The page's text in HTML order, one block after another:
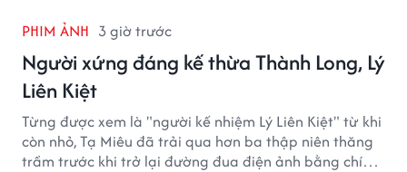
PHIM ẢNH 3 giờ trước
Người xứng đáng kế thừa Thành Long, Lý
Liên Kiệt
Từng được xem là "người kế nhiệm Lý Liên Kiệt" từ khi
còn nhỏ, Tạ Miêu đã trải qua hơn ba thập niên thăng
trầm trước khi trở lại đường đua điện ảnh bằng chính